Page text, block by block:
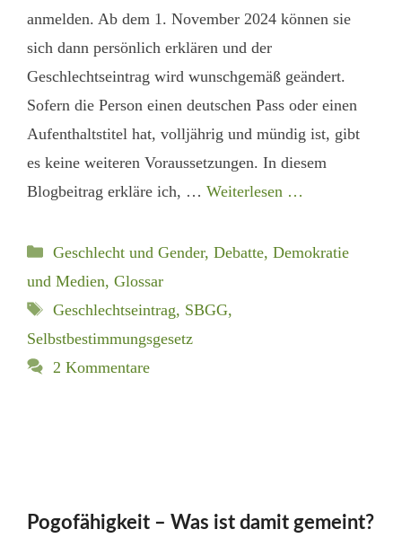
anmelden. Ab dem 1. November 2024 können sie
sich dann persönlich erklären und der
Geschlechtseintrag wird wunschgemäß geändert.
Sofern die Person einen deutschen Pass oder einen
Aufenthaltstitel hat, volljährig und mündig ist, gibt
es keine weiteren Voraussetzungen. In diesem
Blogbeitrag erkläre ich, … Weiterlesen …
Kategorien
Geschlecht und Gender, Debatte, Demokratie
und Medien, Glossar
Schlagwörter
Geschlechtseintrag, SBGG,
Selbstbestimmungsgesetz
2 Kommentare
Pogofähigkeit – Was ist damit gemeint?